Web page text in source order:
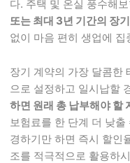
다. 주택 및 온실 풍수해
또는 최대 3년 기간의 장
없이 마음 편히 생업에
장기 계약의 가장 달콤한
으로 설정하고 일시납할
하면 원래 총 납부해야 할
보험료를 한 단계 더 낮
경하기만 하면 즉시 할인
조를 적극적으로 활용하